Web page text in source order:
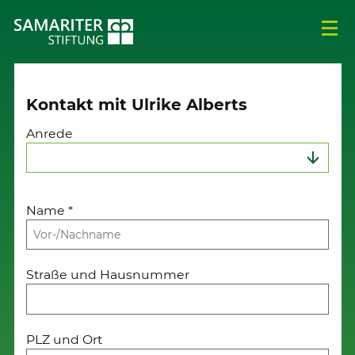
Kontakt mit Ulrike Alberts
Anrede
Name*
Straße und Hausnummer
PLZ und Ort